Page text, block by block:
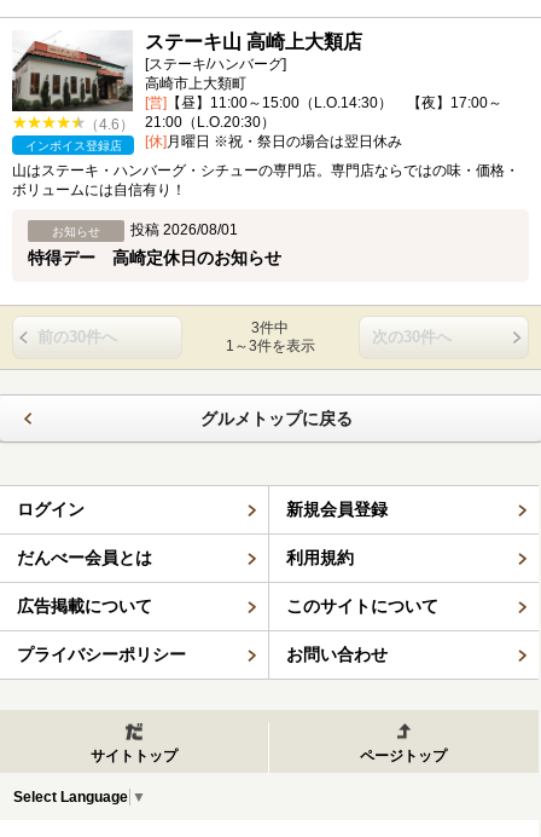
（4.6）
インボイス登録店
ステーキ山 高崎上大類店
[ステーキ/ハンバーグ]
高崎市上大類町
[営] 【昼】11:00～15:00（L.O.14:30） 【夜】17:00～
21:00（L.O.20:30）
[休]月曜日 ※祝・祭日の場合は翌日休み
山はステーキ・ハンバーグ・シチューの専門店。専門店ならではの味・価格・
ボリュームには自信有り！
お知らせ 投稿 2026/08/01
特得デー 高崎定休日のお知らせ
前の30件へ
3件中
1～3件を表示
次の30件へ
グルメトップに戻る
ログイン 新規会員登録
だんべー会員とは 利用規約
広告掲載について このサイトについて
プライバシーポリシー お問い合わせ
サイトトップ ページトップ
Select Language ▼